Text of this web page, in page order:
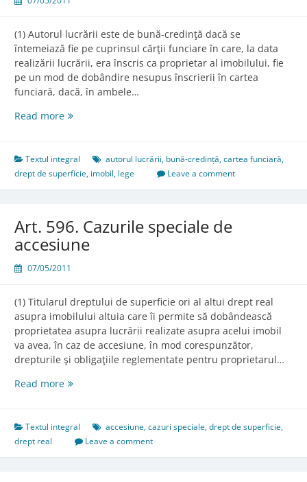
(1) Autorul lucrării este de bună-credinţă dacă se
întemeiază fie pe cuprinsul cărţii funciare în care, la data
realizării lucrării, era înscris ca proprietar al imobilului, fie
pe un mod de dobândire nesupus înscrierii în cartea
funciară, dacă, în ambele…
Read moreArt.
credinţă
a
autorului
Textul integral autorul lucrării, bună-credință,cartea funciară,
drept de superficie, imobil, lege Leave a comment
Art. 596. Cazurile speciale de
accesiune
07/05/2011
(1) Titularul dreptului de superficie ori al altui drept real
asupra imobilului altuia care îi permite să dobândească
proprietatea asupra lucrării realizate asupra acelui imobil
va avea, în caz de accesiune, în mod corespunzător,
drepturile şi obligaţiile reglementate pentru proprietarul…
Read moreArt.
speciale
de
accesiune
Textul integral accesiune,cazuri speciale,drept de superficie,
drept real
Leave a comment